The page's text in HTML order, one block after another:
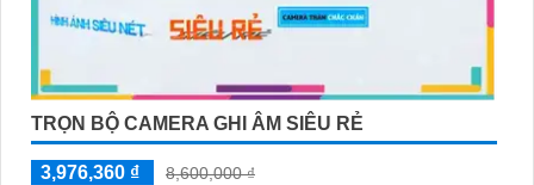
TRỌN BỘ CAMERA GHI ÂM SIÊU RẺ
3,976,360 ₫
8,600,000 ₫